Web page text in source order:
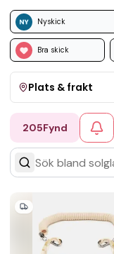
Nyskick
Bra skick
Plats & frakt
Visa allt Kan skickas
205Fynd